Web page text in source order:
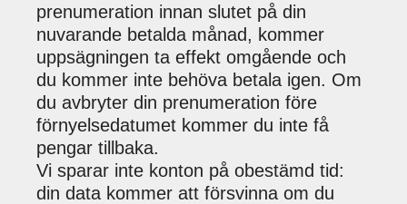
prenumeration innan slutet på din
nuvarande betalda månad, kommer
uppsägningen ta effekt omgående och
du kommer inte behöva betala igen. Om
du avbryter din prenumeration före
förnyelsedatumet kommer du inte få
pengar tillbaka.
Vi sparar inte konton på obestämd tid:
din data kommer att försvinna om du